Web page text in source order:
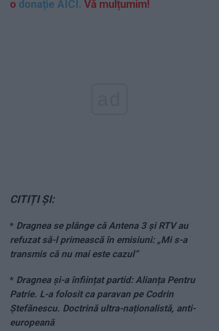
o donație AICI. Vă mulțumim!
CITIȚI ȘI:
* Dragnea se plânge că Antena 3 și RTV au
refuzat să-l primească în emisiuni: „Mi s-a
transmis că nu mai este cazul”
* Dragnea și-a înființat partid: Alianța Pentru
Patrie. L-a folosit ca paravan pe Codrin
Ștefănescu. Doctrină ultra-naționalistă, anti-
europeană